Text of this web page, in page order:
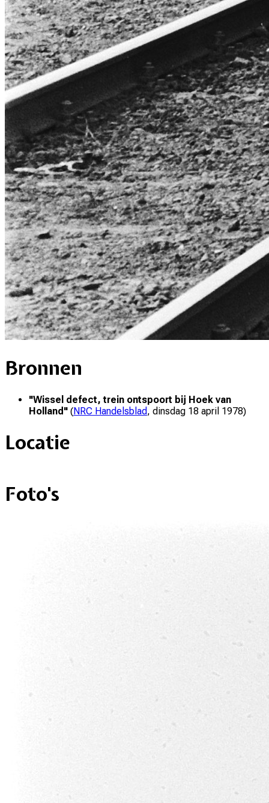
Bronnen
"Wissel defect, trein ontspoort bij Hoek van
Holland " (NRC Handelsblad, dinsdag 18 april 1978)
Locatie
–
Foto's